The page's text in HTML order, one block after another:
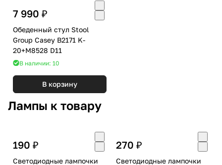
7 990 ₽
Обеденный стул Stool
Group Casey B2171 K-
20+M8528 D11
В наличии: 10
В корзину
Лампы к товару
190 ₽
Светодиодные лампочки
270 ₽
Светодиодные лампочки